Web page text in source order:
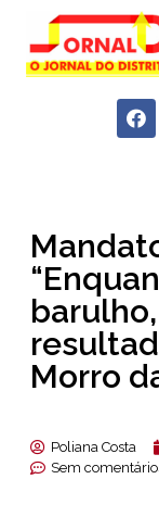
Morro
Poliana Costa
Sem